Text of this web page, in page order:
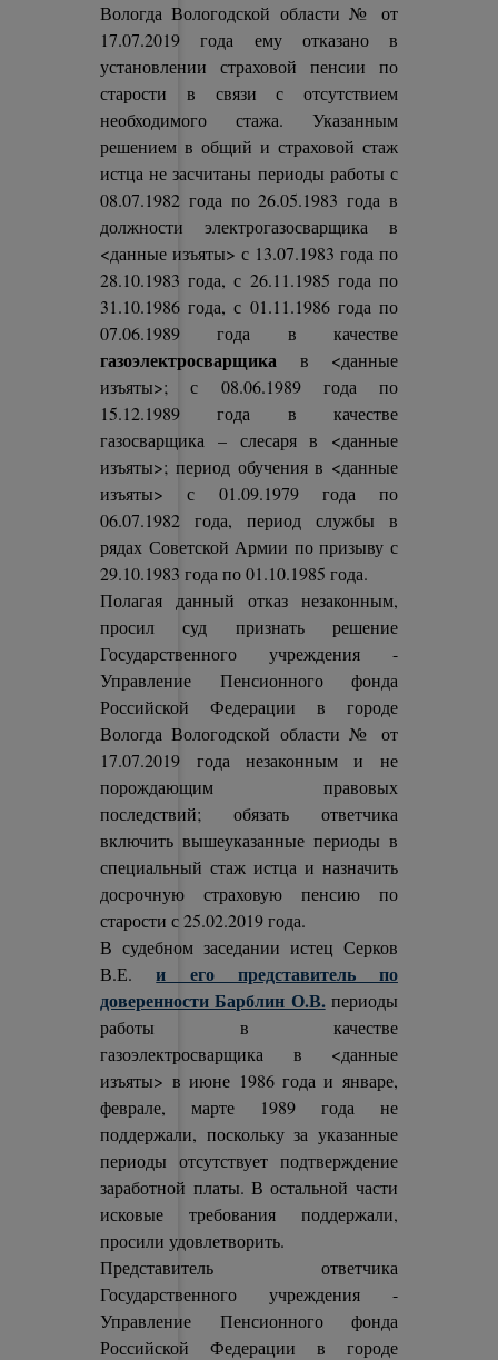
Вологда Вологодской области № от
17.07.2019 года ему отказано в
установлении страховой пенсии по
старости в связи с отсутствием
необходимого стажа. Указанным
решением в общий и страховой стаж
истца не засчитаны периоды работы с
08.07.1982 года по 26.05.1983 года в
должности электрогазосварщика в
<данные изъяты> с 13.07.1983 года по
28.10.1983 года, с 26.11.1985 года по
31.10.1986 года, с 01.11.1986 года по
07.06.1989 года в качестве
газоэлектросварщика в <данные
изъяты>; с 08.06.1989 года по
15.12.1989 года в качестве
газосварщика – слесаря в <данные
изъяты>; период обучения в <данные
изъяты> с 01.09.1979 года по
06.07.1982 года, период службы в
рядах Советской Армии по призыву с
29.10.1983 года по 01.10.1985 года.
Полагая данный отказ незаконным,
просил суд признать решение
Государственного учреждения -
Управление Пенсионного фонда
Российской Федерации в городе
Вологда Вологодской области № от
17.07.2019 года незаконным и не
порождающим правовых
последствий; обязать ответчика
включить вышеуказанные периоды в
специальный стаж истца и назначить
досрочную страховую пенсию по
старости с 25.02.2019 года.
В судебном заседании истец Серков
В.Е.и его представитель по
доверенности Барблин О.В.периоды
работы в качестве
газоэлектросварщика в <данные
изъяты> в июне 1986 года и январе,
феврале, марте 1989 года не
поддержали, поскольку за указанные
периоды отсутствует подтверждение
заработной платы. В остальной части
исковые требования поддержали,
просили удовлетворить.
Представитель ответчика
Государственного учреждения -
Управление Пенсионного фонда
Российской Федерации в городе